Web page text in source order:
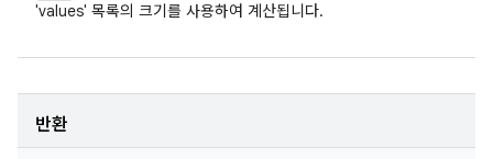
'values' 목록의 크기를 사용하여 계산됩니다.
반환